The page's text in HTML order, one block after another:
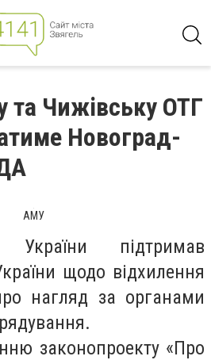
та Чижівську ОТГ
Новоград-
АМУ
України підтримав
щодо відхилення
нагляд за органами
законопроекту «Про